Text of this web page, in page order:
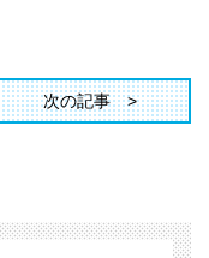
次の記事